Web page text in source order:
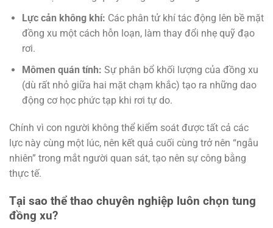
Lực cản không khí: Các phân tử khí tác động lên bề mặt
đồng xu một cách hỗn loạn, làm thay đổi nhẹ quỹ đạo
rơi.
Mômen quán tính: Sự phân bổ khối lượng của đồng xu
(dù rất nhỏ giữa hai mặt chạm khắc) tạo ra những dao
động cơ học phức tạp khi rơi tự do.
Chính vì con người không thể kiểm soát được tất cả các
lực này cùng một lúc, nên kết quả cuối cùng trở nên “ngẫu
nhiên” trong mắt người quan sát, tạo nên sự công bằng
thực tế.
Tại sao thể thao chuyên nghiệp luôn chọn tung
đồng xu?